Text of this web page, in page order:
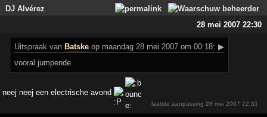
DJ Alvérez
28 mei 2007 22:30
Uitspraak van Batske op maandag 28 mei 2007 om 00:18: ▶
vooral jumpende
neej neej een electrische avond
laatste aanpassing28 mei 2007 22:31